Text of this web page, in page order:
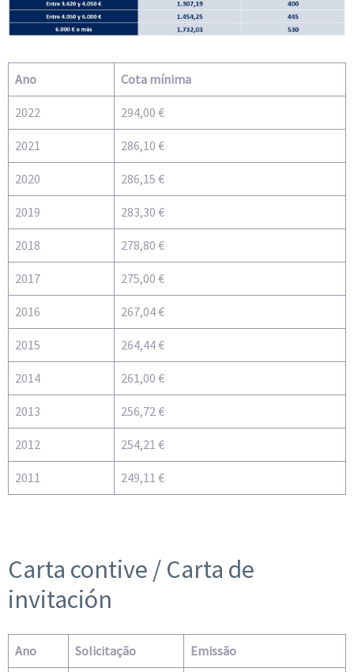
Ano Cota mínima
2022 294,00 €
2021 286,10 €
2020 286,15 €
2019 283,30 €
2018 278,80 €
2017 275,00 €
2016 267,04 €
2015 264,44 €
2014 261,00 €
2013 256,72 €
2012 254,21 €
2011 249,11 €
Carta contive / Carta de
invitación
Ano Solicitação Emissão